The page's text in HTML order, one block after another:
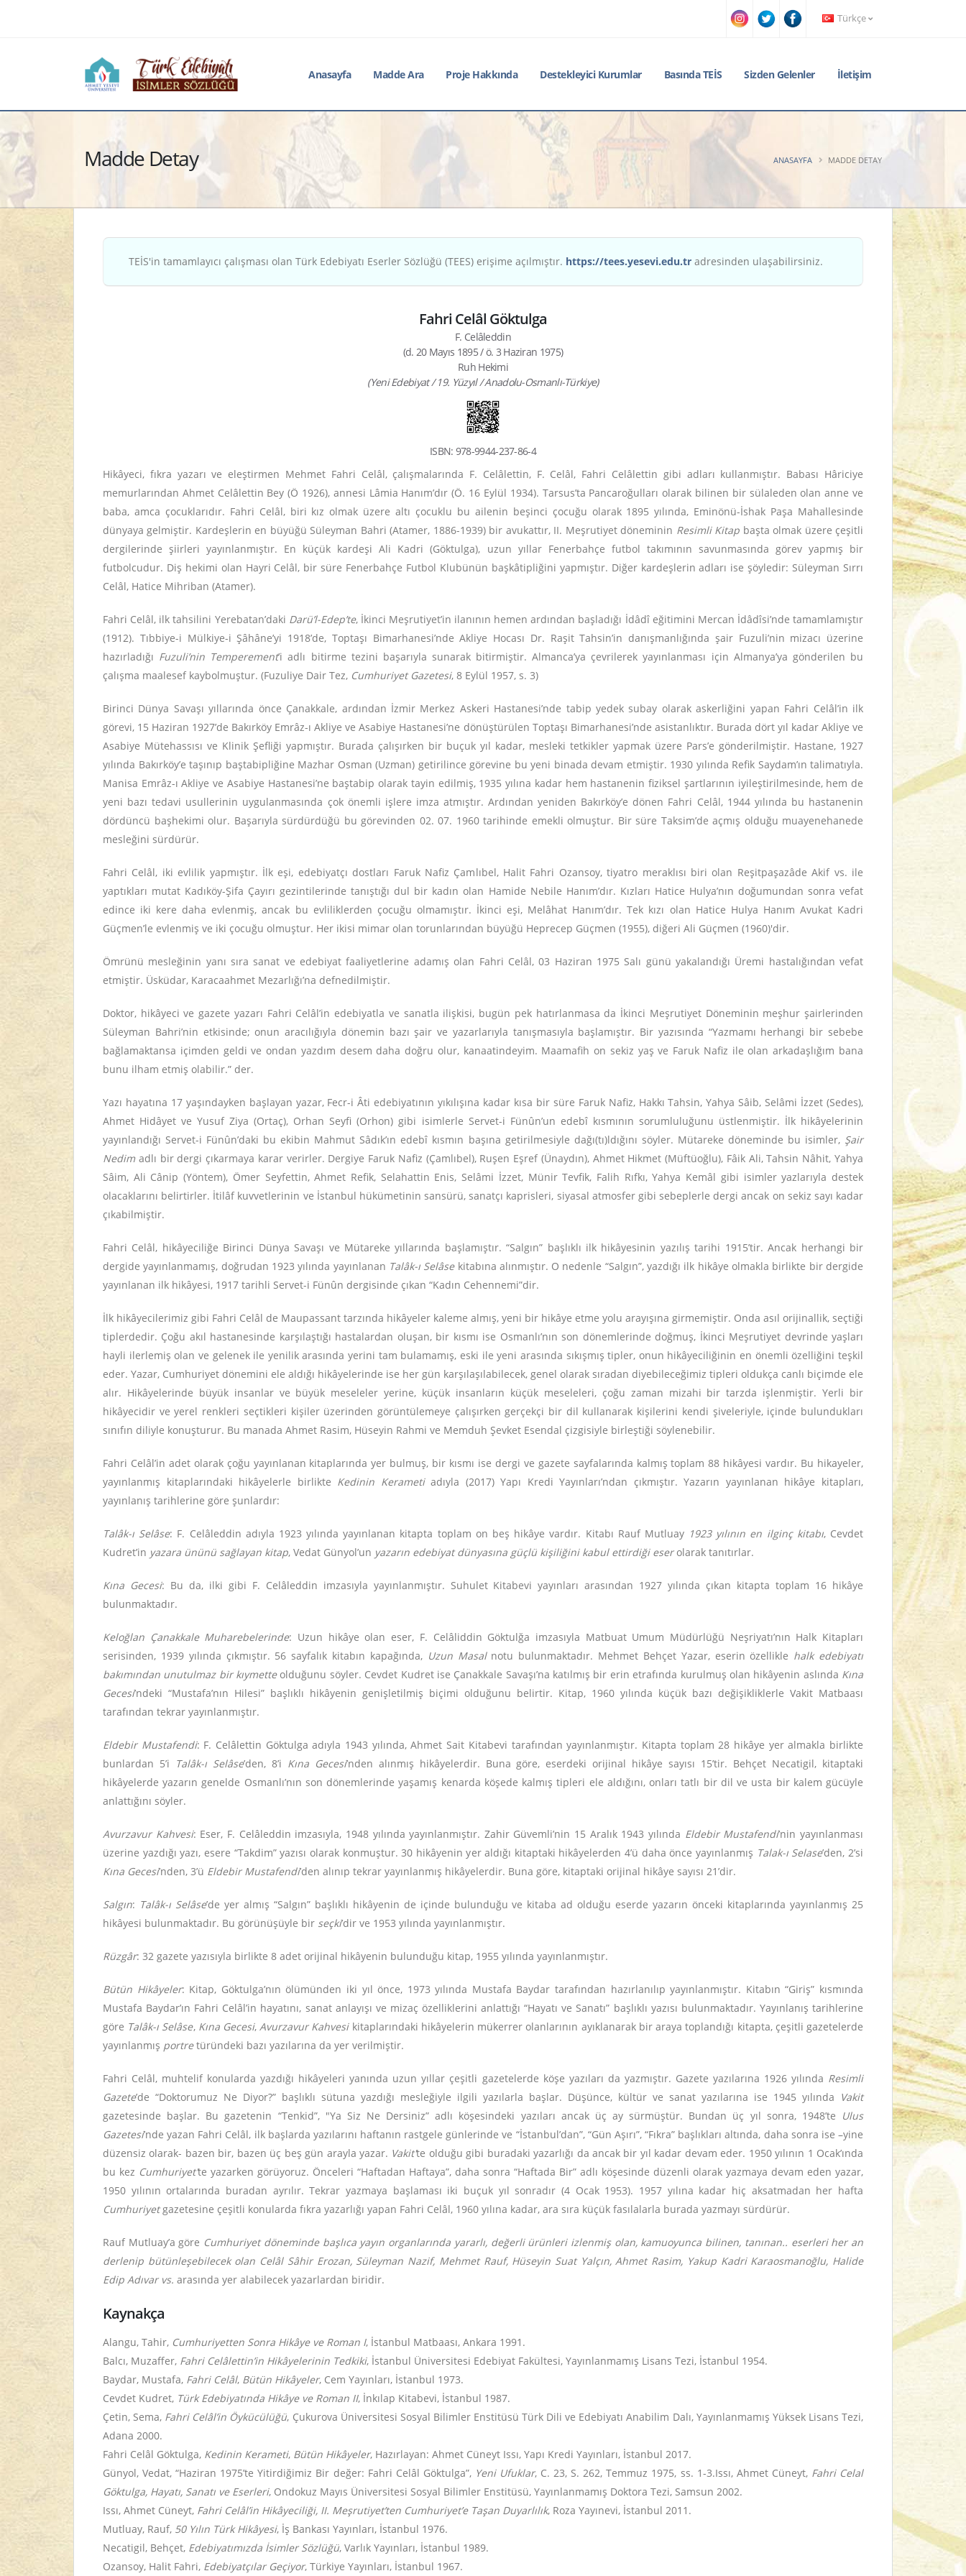
Türkçe
Anasayfa Madde Ara Proje Hakkında Destekleyici Kurumlar Basında TEİS Sizden Gelenler İletişim
Madde Detay ANASAYFA MADDE DETAY
TEİS'in tamamlayıcı çalışması olan Türk Edebiyatı Eserler Sözlüğü (TEES) erişime açılmıştır. https://tees.yesevi.edu.tr adresinden ulaşabilirsiniz.
Fahri Celâl Göktulga
F. Celâleddin
(d. 20 Mayıs 1895 / ö. 3 Haziran 1975)
Ruh Hekimi
(Yeni Edebiyat / 19. Yüzyıl / Anadolu-Osmanlı-Türkiye)
ISBN: 978-9944-237-86-4
Hikâyeci, fıkra yazarı ve eleştirmen Mehmet Fahri Celâl, çalışmalarında F. Celâlettin, F. Celâl, Fahri Celâlettin gibi adları kullanmıştır. Babası Hâriciye
memurlarından Ahmet Celâlettin Bey (Ö 1926), annesi Lâmia Hanım’dır (Ö. 16 Eylül 1934). Tarsus’ta Pancaroğulları olarak bilinen bir sülaleden olan anne ve
baba, amca çocuklarıdır. Fahri Celâl, biri kız olmak üzere altı çocuklu bu ailenin beşinci çocuğu olarak 1895 yılında, Eminönü-İshak Paşa Mahallesinde
dünyaya gelmiştir. Kardeşlerin en büyüğü Süleyman Bahri (Atamer, 1886-1939) bir avukattır, II. Meşrutiyet döneminin Resimli Kitap başta olmak üzere çeşitli
dergilerinde şiirleri yayınlanmıştır. En küçük kardeşi Ali Kadri (Göktulga), uzun yıllar Fenerbahçe futbol takımının savunmasında görev yapmış bir
futbolcudur. Diş hekimi olan Hayri Celâl, bir süre Fenerbahçe Futbol Klubünün başkâtipliğini yapmıştır. Diğer kardeşlerin adları ise şöyledir: Süleyman Sırrı
Celâl, Hatice Mihriban (Atamer).
Fahri Celâl, ilk tahsilini Yerebatan’daki Darü’l-Edep’te, İkinci Meşrutiyet’in ilanının hemen ardından başladığı İdâdî eğitimini Mercan İdâdîsi’nde tamamlamıştır
(1912). Tıbbiye-i Mülkiye-i Şâhâne’yi 1918’de, Toptaşı Bimarhanesi’nde Akliye Hocası Dr. Raşit Tahsin’in danışmanlığında şair Fuzuli’nin mizacı üzerine
hazırladığı Fuzuli’nin Temperement’i adlı bitirme tezini başarıyla sunarak bitirmiştir. Almanca’ya çevrilerek yayınlanması için Almanya’ya gönderilen bu
çalışma maalesef kaybolmuştur. (Fuzuliye Dair Tez, Cumhuriyet Gazetesi, 8 Eylül 1957, s. 3)
Birinci Dünya Savaşı yıllarında önce Çanakkale, ardından İzmir Merkez Askeri Hastanesi’nde tabip yedek subay olarak askerliğini yapan Fahri Celâl’in ilk
görevi, 15 Haziran 1927’de Bakırköy Emrâz-ı Akliye ve Asabiye Hastanesi’ne dönüştürülen Toptaşı Bimarhanesi’nde asistanlıktır. Burada dört yıl kadar Akliye ve
Asabiye Mütehassısı ve Klinik Şefliği yapmıştır. Burada çalışırken bir buçuk yıl kadar, mesleki tetkikler yapmak üzere Pars’e gönderilmiştir. Hastane, 1927
yılında Bakırköy’e taşınıp baştabipliğine Mazhar Osman (Uzman) getirilince görevine bu yeni binada devam etmiştir. 1930 yılında Refik Saydam’ın talimatıyla.
Manisa Emrâz-ı Akliye ve Asabiye Hastanesi’ne baştabip olarak tayin edilmiş, 1935 yılına kadar hem hastanenin fiziksel şartlarının iyileştirilmesinde, hem de
yeni bazı tedavi usullerinin uygulanmasında çok önemli işlere imza atmıştır. Ardından yeniden Bakırköy’e dönen Fahri Celâl, 1944 yılında bu hastanenin
dördüncü başhekimi olur. Başarıyla sürdürdüğü bu görevinden 02. 07. 1960 tarihinde emekli olmuştur. Bir süre Taksim’de açmış olduğu muayenehanede
mesleğini sürdürür.
Fahri Celâl, iki evlilik yapmıştır. İlk eşi, edebiyatçı dostları Faruk Nafiz Çamlıbel, Halit Fahri Ozansoy, tiyatro meraklısı biri olan Reşitpaşazâde Akif vs. ile
yaptıkları mutat Kadıköy-Şifa Çayırı gezintilerinde tanıştığı dul bir kadın olan Hamide Nebile Hanım’dır. Kızları Hatice Hulya’nın doğumundan sonra vefat
edince iki kere daha evlenmiş, ancak bu evliliklerden çocuğu olmamıştır. İkinci eşi, Melâhat Hanım’dır. Tek kızı olan Hatice Hulya Hanım Avukat Kadri
Güçmen’le evlenmiş ve iki çocuğu olmuştur. Her ikisi mimar olan torunlarından büyüğü Heprecep Güçmen (1955), diğeri Ali Güçmen (1960)'dir.
Ömrünü mesleğinin yanı sıra sanat ve edebiyat faaliyetlerine adamış olan Fahri Celâl, 03 Haziran 1975 Salı günü yakalandığı Üremi hastalığından vefat
etmiştir. Üsküdar, Karacaahmet Mezarlığı’na defnedilmiştir.
Doktor, hikâyeci ve gazete yazarı Fahri Celâl’in edebiyatla ve sanatla ilişkisi, bugün pek hatırlanmasa da İkinci Meşrutiyet Döneminin meşhur şairlerinden
Süleyman Bahri’nin etkisinde; onun aracılığıyla dönemin bazı şair ve yazarlarıyla tanışmasıyla başlamıştır. Bir yazısında “Yazmamı herhangi bir sebebe
bağlamaktansa içimden geldi ve ondan yazdım desem daha doğru olur, kanaatindeyim. Maamafih on sekiz yaş ve Faruk Nafiz ile olan arkadaşlığım bana
bunu ilham etmiş olabilir.” der.
Yazı hayatına 17 yaşındayken başlayan yazar, Fecr-i Âti edebiyatının yıkılışına kadar kısa bir süre Faruk Nafiz, Hakkı Tahsin, Yahya Sâib, Selâmi İzzet (Sedes),
Ahmet Hidâyet ve Yusuf Ziya (Ortaç), Orhan Seyfi (Orhon) gibi isimlerle Servet-i Fünûn’un edebî kısmının sorumluluğunu üstlenmiştir. İlk hikâyelerinin
yayınlandığı Servet-i Fünûn’daki bu ekibin Mahmut Sâdık’ın edebî kısmın başına getirilmesiyle dağı(tı)ldığını söyler. Mütareke döneminde bu isimler, Şair
Nedimadlı bir dergi çıkarmaya karar verirler. Dergiye Faruk Nafiz (Çamlıbel), Ruşen Eşref (Ünaydın), Ahmet Hikmet (Müftüoğlu), Fâik Ali, Tahsin Nâhit, Yahya
Sâim, Ali Cânip (Yöntem), Ömer Seyfettin, Ahmet Refik, Selahattin Enis, Selâmi İzzet, Münir Tevfik, Falih Rıfkı, Yahya Kemâl gibi isimler yazlarıyla destek
olacaklarını belirtirler. İtilâf kuvvetlerinin ve İstanbul hükümetinin sansürü, sanatçı kaprisleri, siyasal atmosfer gibi sebeplerle dergi ancak on sekiz sayı kadar
çıkabilmiştir.
Fahri Celâl, hikâyeciliğe Birinci Dünya Savaşı ve Mütareke yıllarında başlamıştır. “Salgın” başlıklı ilk hikâyesinin yazılış tarihi 1915’tir. Ancak herhangi bir
dergide yayınlanmamış, doğrudan 1923 yılında yayınlanan Talâk-ı Selâsekitabına alınmıştır. O nedenle “Salgın”, yazdığı ilk hikâye olmakla birlikte bir dergide
yayınlanan ilk hikâyesi, 1917 tarihli Servet-i Fünûn dergisinde çıkan “Kadın Cehennemi”dir.
İlk hikâyecilerimiz gibi Fahri Celâl de Maupassant tarzında hikâyeler kaleme almış, yeni bir hikâye etme yolu arayışına girmemiştir. Onda asıl orijinallik, seçtiği
tiplerdedir. Çoğu akıl hastanesinde karşılaştığı hastalardan oluşan, bir kısmı ise Osmanlı’nın son dönemlerinde doğmuş, İkinci Meşrutiyet devrinde yaşları
hayli ilerlemiş olan ve gelenek ile yenilik arasında yerini tam bulamamış, eski ile yeni arasında sıkışmış tipler, onun hikâyeciliğinin en önemli özelliğini teşkil
eder. Yazar, Cumhuriyet dönemini ele aldığı hikâyelerinde ise her gün karşılaşılabilecek, genel olarak sıradan diyebileceğimiz tipleri oldukça canlı biçimde ele
alır. Hikâyelerinde büyük insanlar ve büyük meseleler yerine, küçük insanların küçük meseleleri, çoğu zaman mizahi bir tarzda işlenmiştir. Yerli bir
hikâyecidir ve yerel renkleri seçtikleri kişiler üzerinden görüntülemeye çalışırken gerçekçi bir dil kullanarak kişilerini kendi şiveleriyle, içinde bulundukları
sınıfın diliyle konuşturur. Bu manada Ahmet Rasim, Hüseyin Rahmi ve Memduh Şevket Esendal çizgisiyle birleştiği söylenebilir.
Fahri Celâl’in adet olarak çoğu yayınlanan kitaplarında yer bulmuş, bir kısmı ise dergi ve gazete sayfalarında kalmış toplam 88 hikâyesi vardır. Bu hikayeler,
yayınlanmış kitaplarındaki hikâyelerle birlikte Kedinin Kerametiadıyla (2017) Yapı Kredi Yayınları’ndan çıkmıştır. Yazarın yayınlanan hikâye kitapları,
yayınlanış tarihlerine göre şunlardır:
Talâk-ı Selâse: F. Celâleddin adıyla 1923 yılında yayınlanan kitapta toplam on beş hikâye vardır. Kitabı Rauf Mutluay 1923 yılının en ilginç kitabı, Cevdet
Kudret’in yazara ününü sağlayan kitap, Vedat Günyol’un yazarın edebiyat dünyasına güçlü kişiliğini kabul ettirdiği eserolarak tanıtırlar.
Kına Gecesi: Bu da, ilki gibi F. Celâleddin imzasıyla yayınlanmıştır. Suhulet Kitabevi yayınları arasından 1927 yılında çıkan kitapta toplam 16 hikâye
bulunmaktadır.
Keloğlan Çanakkale Muharebelerinde: Uzun hikâye olan eser, F. Celâliddin Göktulğa imzasıyla Matbuat Umum Müdürlüğü Neşriyatı’nın Halk Kitapları
serisinden, 1939 yılında çıkmıştır. 56 sayfalık kitabın kapağında, Uzun Masal notu bulunmaktadır. Mehmet Behçet Yazar, eserin özellikle halk edebiyatı
bakımından unutulmaz bir kıymetteolduğunu söyler. Cevdet Kudret ise Çanakkale Savaşı’na katılmış bir erin etrafında kurulmuş olan hikâyenin aslında Kına
Gecesi’ndeki “Mustafa’nın Hilesi” başlıklı hikâyenin genişletilmiş biçimi olduğunu belirtir. Kitap, 1960 yılında küçük bazı değişikliklerle Vakit Matbaası
tarafından tekrar yayınlanmıştır.
Eldebir Mustafendi: F. Celâlettin Göktulga adıyla 1943 yılında, Ahmet Sait Kitabevi tarafından yayınlanmıştır. Kitapta toplam 28 hikâye yer almakla birlikte
bunlardan 5’i Talâk-ı Selâse’den, 8’i Kına Gecesi’nden alınmış hikâyelerdir. Buna göre, eserdeki orijinal hikâye sayısı 15’tir. Behçet Necatigil, kitaptaki
hikâyelerde yazarın genelde Osmanlı’nın son dönemlerinde yaşamış kenarda köşede kalmış tipleri ele aldığını, onları tatlı bir dil ve usta bir kalem gücüyle
anlattığını söyler.
Avurzavur Kahvesi: Eser, F. Celâleddin imzasıyla, 1948 yılında yayınlanmıştır. Zahir Güvemli’nin 15 Aralık 1943 yılında Eldebir Mustafendi’nin yayınlanması
üzerine yazdığı yazı, esere “Takdim” yazısı olarak konmuştur. 30 hikâyenin yer aldığı kitaptaki hikâyelerden 4’ü daha önce yayınlanmış Talak-ı Selase’den, 2’si
Kına Gecesi’nden, 3’ü Eldebir Mustafendi’den alınıp tekrar yayınlanmış hikâyelerdir. Buna göre, kitaptaki orijinal hikâye sayısı 21’dir.
Salgın: Talâk-ı Selâse’de yer almış “Salgın” başlıklı hikâyenin de içinde bulunduğu ve kitaba ad olduğu eserde yazarın önceki kitaplarında yayınlanmış 25
hikâyesi bulunmaktadır. Bu görünüşüyle bir seçki’dir ve 1953 yılında yayınlanmıştır.
Rüzgâr: 32 gazete yazısıyla birlikte 8 adet orijinal hikâyenin bulunduğu kitap, 1955 yılında yayınlanmıştır.
Bütün Hikâyeler: Kitap, Göktulga’nın ölümünden iki yıl önce, 1973 yılında Mustafa Baydar tarafından hazırlanılıp yayınlanmıştır. Kitabın “Giriş” kısmında
Mustafa Baydar’ın Fahri Celâl’in hayatını, sanat anlayışı ve mizaç özelliklerini anlattığı “Hayatı ve Sanatı” başlıklı yazısı bulunmaktadır. Yayınlanış tarihlerine
göre Talâk-ı Selâse, Kına Gecesi,Avurzavur Kahvesikitaplarındaki hikâyelerin mükerrer olanlarının ayıklanarak bir araya toplandığı kitapta, çeşitli gazetelerde
yayınlanmış portretüründeki bazı yazılarına da yer verilmiştir.
Fahri Celâl, muhtelif konularda yazdığı hikâyeleri yanında uzun yıllar çeşitli gazetelerde köşe yazıları da yazmıştır. Gazete yazılarına 1926 yılında Resimli
Gazete’de “Doktorumuz Ne Diyor?” başlıklı sütuna yazdığı mesleğiyle ilgili yazılarla başlar. Düşünce, kültür ve sanat yazılarına ise 1945 yılında Vakit
gazetesinde başlar. Bu gazetenin “Tenkid”, "Ya Siz Ne Dersiniz” adlı köşesindeki yazıları ancak üç ay sürmüştür. Bundan üç yıl sonra, 1948’te Ulus
Gazetesi’nde yazan Fahri Celâl, ilk başlarda yazılarını haftanın rastgele günlerinde ve “İstanbul’dan”, “Gün Aşırı”, “Fıkra” başlıkları altında, daha sonra ise –yine
düzensiz olarak- bazen bir, bazen üç beş gün arayla yazar. Vakit'te olduğu gibi buradaki yazarlığı da ancak bir yıl kadar devam eder. 1950 yılının 1 Ocak’ında
bu kez Cumhuriyet'te yazarken görüyoruz. Önceleri “Haftadan Haftaya”, daha sonra “Haftada Bir” adlı köşesinde düzenli olarak yazmaya devam eden yazar,
1950 yılının ortalarında buradan ayrılır. Tekrar yazmaya başlaması iki buçuk yıl sonradır (4 Ocak 1953). 1957 yılına kadar hiç aksatmadan her hafta
Cumhuriyetgazetesine çeşitli konularda fıkra yazarlığı yapan Fahri Celâl, 1960 yılına kadar, ara sıra küçük fasılalarla burada yazmayı sürdürür.
Rauf Mutluay’a göre Cumhuriyet döneminde başlıca yayın organlarında yararlı, değerli ürünleri izlenmiş olan, kamuoyunca bilinen, tanınan.. eserleri her an
derlenip bütünleşebilecek olan Celâl Sâhir Erozan, Süleyman Nazif, Mehmet Rauf, Hüseyin Suat Yalçın, Ahmet Rasim, Yakup Kadri Karaosmanoğlu, Halide
Edip Adıvar vs. arasında yer alabilecek yazarlardan biridir.
Kaynakça
Alangu, Tahir, Cumhuriyetten Sonra Hikâye ve Roman I, İstanbul Matbaası, Ankara 1991.
Balcı, Muzaffer, Fahri Celâlettin’in Hikâyelerinin Tedkiki, İstanbul Üniversitesi Edebiyat Fakültesi, Yayınlanmamış Lisans Tezi, İstanbul 1954.
Baydar, Mustafa, Fahri Celâl, Bütün Hikâyeler, Cem Yayınları, İstanbul 1973.
Cevdet Kudret, Türk Edebiyatında Hikâye ve Roman II, İnkılap Kitabevi, İstanbul 1987.
Çetin, Sema, Fahri Celâl’in Öykücülüğü, Çukurova Üniversitesi Sosyal Bilimler Enstitüsü Türk Dili ve Edebiyatı Anabilim Dalı, Yayınlanmamış Yüksek Lisans Tezi,
Adana 2000.
Fahri Celâl Göktulga, Kedinin Kerameti, Bütün Hikâyeler, Hazırlayan: Ahmet Cüneyt Issı, Yapı Kredi Yayınları, İstanbul 2017.
Günyol, Vedat, “Haziran 1975’te Yitirdiğimiz Bir değer: Fahri Celâl Göktulga”, Yeni Ufuklar, C. 23, S. 262, Temmuz 1975, ss. 1-3.Issı, Ahmet Cüneyt, Fahri Celal
Göktulga, Hayatı, Sanatı ve Eserleri, Ondokuz Mayıs Üniversitesi Sosyal Bilimler Enstitüsü, Yayınlanmamış Doktora Tezi, Samsun 2002.
Issı, Ahmet Cüneyt, Fahri Celâl’in Hikâyeciliği, II. Meşrutiyet’ten Cumhuriyet’e Taşan Duyarlılık, Roza Yayınevi, İstanbul 2011.
Mutluay, Rauf, 50 Yılın Türk Hikâyesi, İş Bankası Yayınları, İstanbul 1976.
Necatigil, Behçet, Edebiyatımızda İsimler Sözlüğü, Varlık Yayınları, İstanbul 1989.
Ozansoy, Halit Fahri, Edebiyatçılar Geçiyor, Türkiye Yayınları, İstanbul 1967.